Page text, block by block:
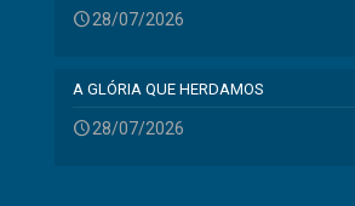
28/07/2026
A GLÓRIA QUE HERDAMOS
28/07/2026